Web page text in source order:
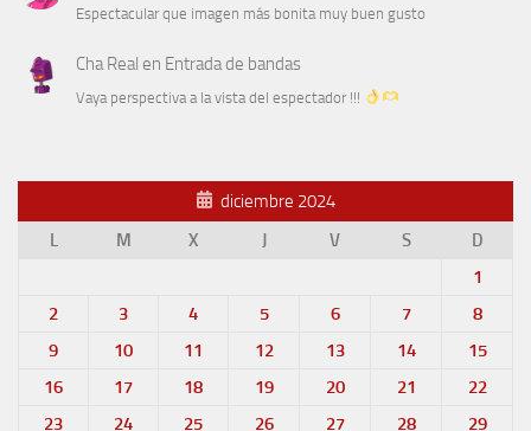
Espectacular que imagen más bonita muy buen gusto
Cha Real en Entrada de bandas
Vaya perspectiva a la vista del espectador !!!
diciembre 2024
L
M X J V S
D
1
2
3 4 5 6 7
8
9
10 11 12 13 14
15
16
17 18 19 20 21
22
23
24 25 26 27 28 29